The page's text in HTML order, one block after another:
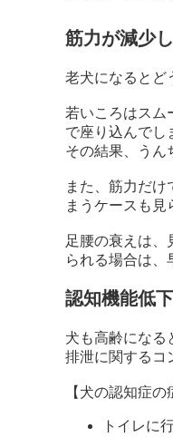
筋力が減少
老犬になるとど
若いころはスム
で座り込んでし
その結果、うん
また、筋力だ
まうケースも見
足腰の衰えは、
られる場合は、
認知機能低
犬も高齢になる
排泄に関するコ
【犬の認知症の
トイレに